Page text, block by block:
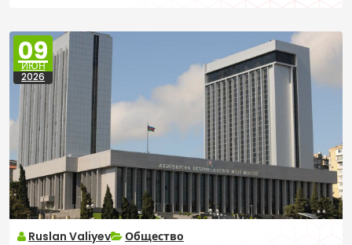
09
ИЮН
2026
Ruslan Valiyev Общество